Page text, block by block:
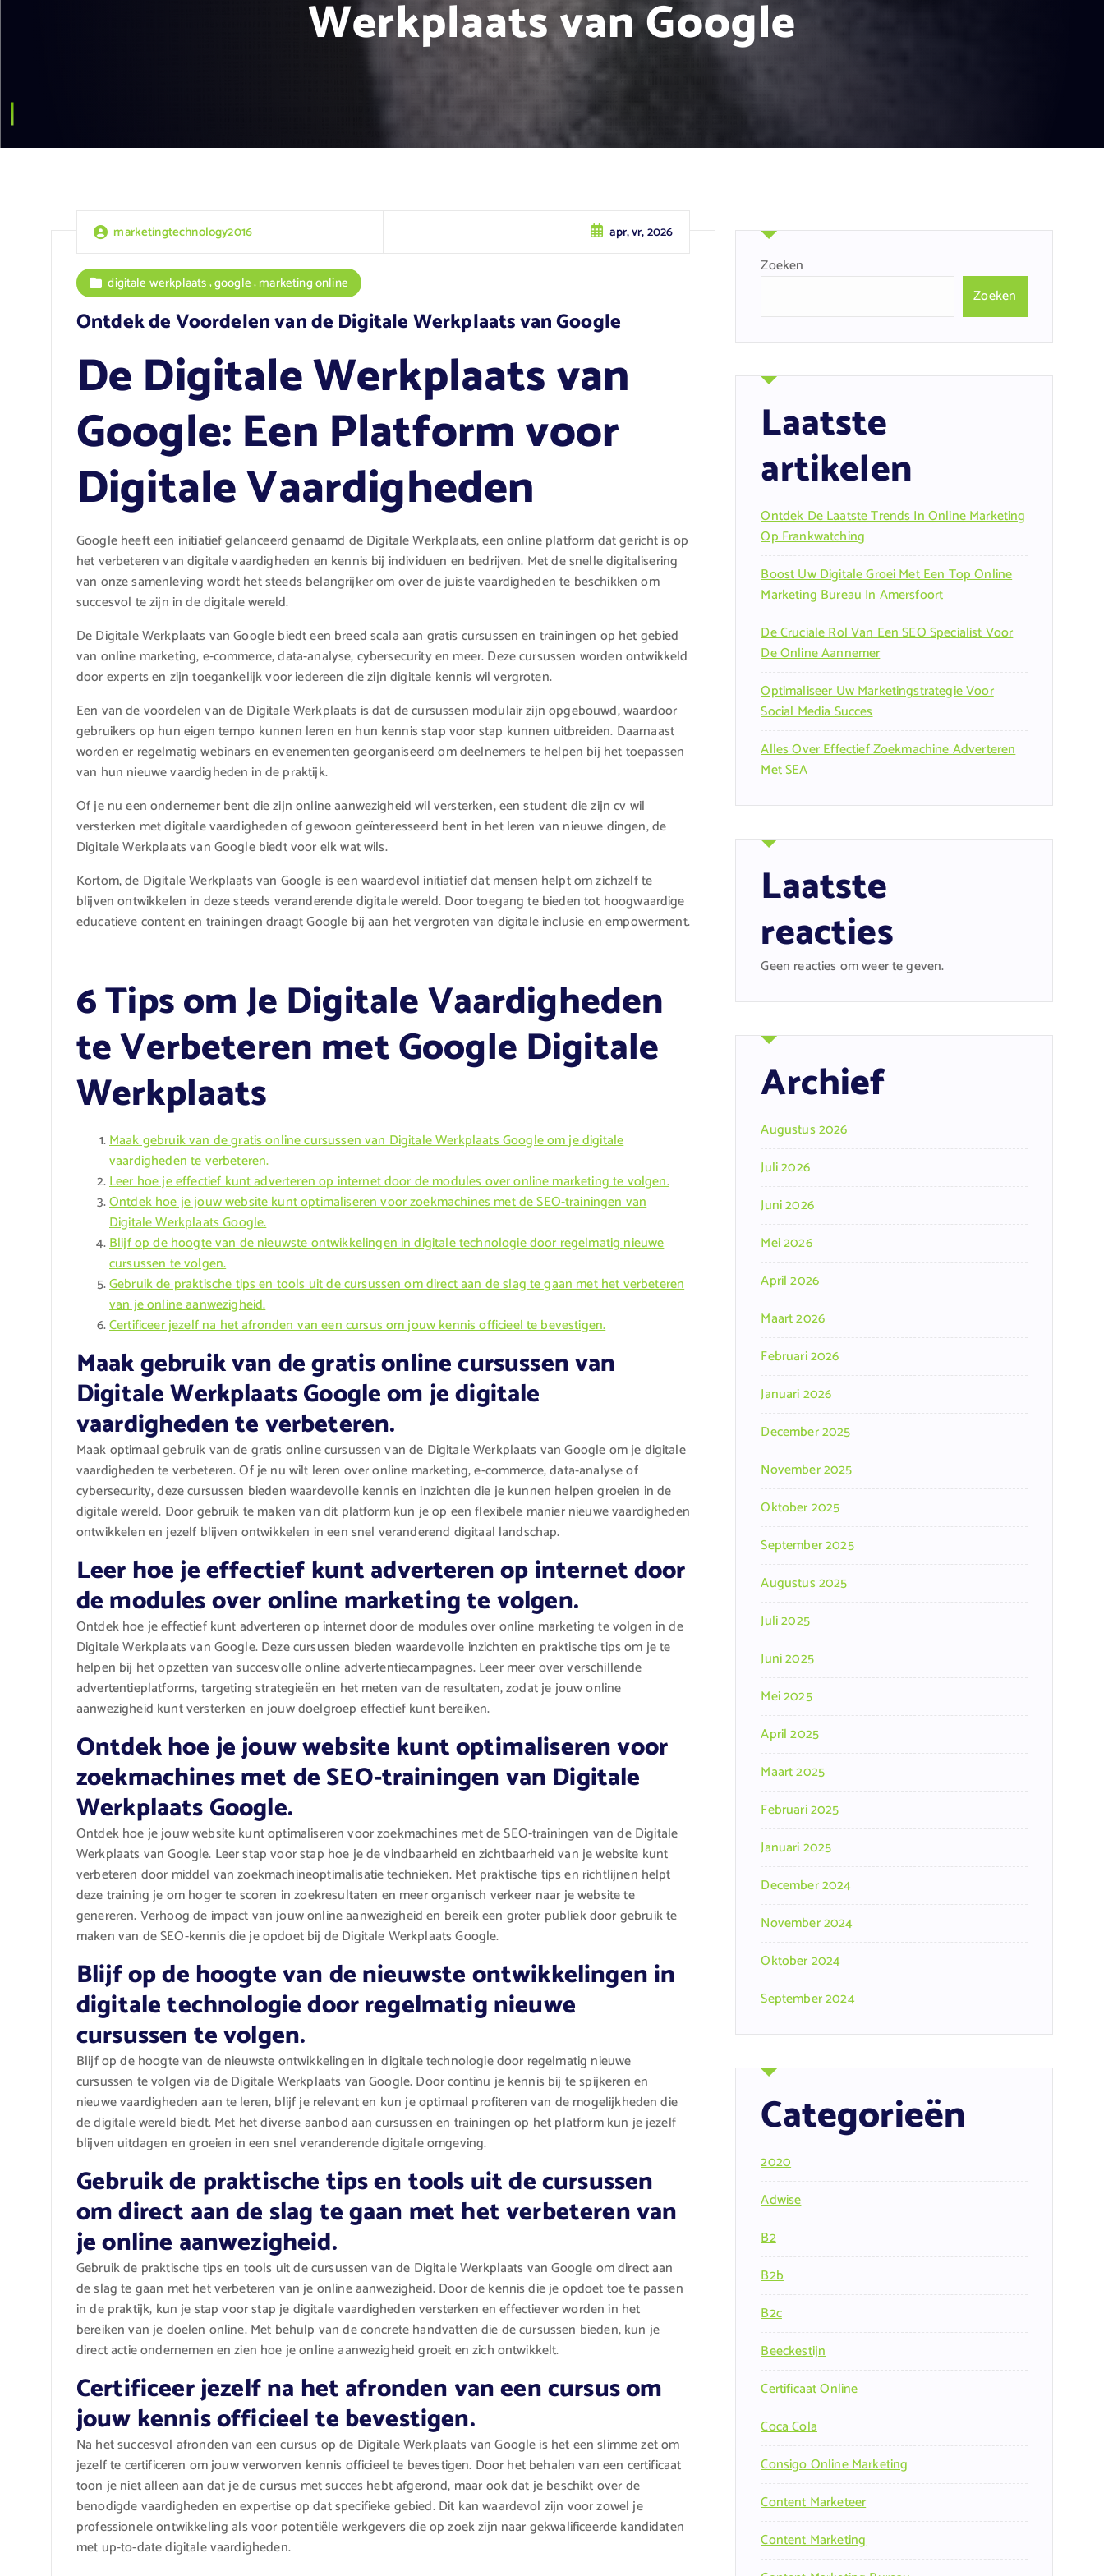
Werkplaats van Google
marketingtechnology2016 apr, vr, 2026
digitale werkplaats,google,marketing online
Ontdek de Voordelen van de Digitale Werkplaats van Google
De Digitale Werkplaats van
Google: Een Platform voor
Digitale Vaardigheden
Google heeft een initiatief gelanceerd genaamd de Digitale Werkplaats, een online platform dat gericht is op
het verbeteren van digitale vaardigheden en kennis bij individuen en bedrijven. Met de snelle digitalisering
van onze samenleving wordt het steeds belangrijker om over de juiste vaardigheden te beschikken om
succesvol te zijn in de digitale wereld.
De Digitale Werkplaats van Google biedt een breed scala aan gratis cursussen en trainingen op het gebied
van online marketing, e-commerce, data-analyse, cybersecurity en meer. Deze cursussen worden ontwikkeld
door experts en zijn toegankelijk voor iedereen die zijn digitale kennis wil vergroten.
Een van de voordelen van de Digitale Werkplaats is dat de cursussen modulair zijn opgebouwd, waardoor
gebruikers op hun eigen tempo kunnen leren en hun kennis stap voor stap kunnen uitbreiden. Daarnaast
worden er regelmatig webinars en evenementen georganiseerd om deelnemers te helpen bij het toepassen
van hun nieuwe vaardigheden in de praktijk.
Of je nu een ondernemer bent die zijn online aanwezigheid wil versterken, een student die zijn cv wil
versterken met digitale vaardigheden of gewoon geïnteresseerd bent in het leren van nieuwe dingen, de
Digitale Werkplaats van Google biedt voor elk wat wils.
Kortom, de Digitale Werkplaats van Google is een waardevol initiatief dat mensen helpt om zichzelf te
blijven ontwikkelen in deze steeds veranderende digitale wereld. Door toegang te bieden tot hoogwaardige
educatieve content en trainingen draagt Google bij aan het vergroten van digitale inclusie en empowerment.
6 Tips om Je Digitale Vaardigheden
te Verbeteren met Google Digitale
Werkplaats
Maak gebruik van de gratis online cursussen van Digitale Werkplaats Google om je digitale
vaardigheden te verbeteren.
Leer hoe je effectief kunt adverteren op internet door de modules over online marketing te volgen.
Ontdek hoe je jouw website kunt optimaliseren voor zoekmachines met de SEO-trainingen van
Digitale Werkplaats Google.
Blijf op de hoogte van de nieuwste ontwikkelingen in digitale technologie door regelmatig nieuwe
cursussen te volgen.
Gebruik de praktische tips en tools uit de cursussen om direct aan de slag te gaan met het verbeteren
van je online aanwezigheid.
Certificeer jezelf na het afronden van een cursus om jouw kennis officieel te bevestigen.
Maak gebruik van de gratis online cursussen van
Digitale Werkplaats Google om je digitale
vaardigheden te verbeteren.
Maak optimaal gebruik van de gratis online cursussen van de Digitale Werkplaats van Google om je digitale
vaardigheden te verbeteren. Of je nu wilt leren over online marketing, e-commerce, data-analyse of
cybersecurity, deze cursussen bieden waardevolle kennis en inzichten die je kunnen helpen groeien in de
digitale wereld. Door gebruik te maken van dit platform kun je op een flexibele manier nieuwe vaardigheden
ontwikkelen en jezelf blijven ontwikkelen in een snel veranderend digitaal landschap.
Leer hoe je effectief kunt adverteren op internet door
de modules over online marketing te volgen.
Ontdek hoe je effectief kunt adverteren op internet door de modules over online marketing te volgen in de
Digitale Werkplaats van Google. Deze cursussen bieden waardevolle inzichten en praktische tips om je te
helpen bij het opzetten van succesvolle online advertentiecampagnes. Leer meer over verschillende
advertentieplatforms, targeting strategieën en het meten van de resultaten, zodat je jouw online
aanwezigheid kunt versterken en jouw doelgroep effectief kunt bereiken.
Ontdek hoe je jouw website kunt optimaliseren voor
zoekmachines met de SEO-trainingen van Digitale
Werkplaats Google.
Ontdek hoe je jouw website kunt optimaliseren voor zoekmachines met de SEO-trainingen van de Digitale
Werkplaats van Google. Leer stap voor stap hoe je de vindbaarheid en zichtbaarheid van je website kunt
verbeteren door middel van zoekmachineoptimalisatie technieken. Met praktische tips en richtlijnen helpt
deze training je om hoger te scoren in zoekresultaten en meer organisch verkeer naar je website te
genereren. Verhoog de impact van jouw online aanwezigheid en bereik een groter publiek door gebruik te
maken van de SEO-kennis die je opdoet bij de Digitale Werkplaats Google.
Blijf op de hoogte van de nieuwste ontwikkelingen in
digitale technologie door regelmatig nieuwe
cursussen te volgen.
Blijf op de hoogte van de nieuwste ontwikkelingen in digitale technologie door regelmatig nieuwe
cursussen te volgen via de Digitale Werkplaats van Google. Door continu je kennis bij te spijkeren en
nieuwe vaardigheden aan te leren, blijf je relevant en kun je optimaal profiteren van de mogelijkheden die
de digitale wereld biedt. Met het diverse aanbod aan cursussen en trainingen op het platform kun je jezelf
blijven uitdagen en groeien in een snel veranderende digitale omgeving.
Gebruik de praktische tips en tools uit de cursussen
om direct aan de slag te gaan met het verbeteren van
je online aanwezigheid.
Gebruik de praktische tips en tools uit de cursussen van de Digitale Werkplaats van Google om direct aan
de slag te gaan met het verbeteren van je online aanwezigheid. Door de kennis die je opdoet toe te passen
in de praktijk, kun je stap voor stap je digitale vaardigheden versterken en effectiever worden in het
bereiken van je doelen online. Met behulp van de concrete handvatten die de cursussen bieden, kun je
direct actie ondernemen en zien hoe je online aanwezigheid groeit en zich ontwikkelt.
Certificeer jezelf na het afronden van een cursus om
jouw kennis officieel te bevestigen.
Na het succesvol afronden van een cursus op de Digitale Werkplaats van Google is het een slimme zet om
jezelf te certificeren om jouw verworven kennis officieel te bevestigen. Door het behalen van een certificaat
toon je niet alleen aan dat je de cursus met succes hebt afgerond, maar ook dat je beschikt over de
benodigde vaardigheden en expertise op dat specifieke gebied. Dit kan waardevol zijn voor zowel je
professionele ontwikkeling als voor potentiële werkgevers die op zoek zijn naar gekwalificeerde kandidaten
met up-to-date digitale vaardigheden.
Zoeken
Zoeken
Laatste
artikelen
Ontdek De Laatste Trends In Online Marketing
Op Frankwatching
Boost Uw Digitale Groei Met Een Top Online
Marketing Bureau In Amersfoort
De Cruciale Rol Van Een SEO Specialist Voor
De Online Aannemer
Optimaliseer Uw Marketingstrategie Voor
Social Media Succes
Alles Over Effectief Zoekmachine Adverteren
Met SEA
Laatste
reacties
Geen reacties om weer te geven.
Archief
Augustus 2026
Juli 2026
Juni 2026
Mei 2026
April 2026
Maart 2026
Februari 2026
Januari 2026
December 2025
November 2025
Oktober 2025
September 2025
Augustus 2025
Juli 2025
Juni 2025
Mei 2025
April 2025
Maart 2025
Februari 2025
Januari 2025
December 2024
November 2024
Oktober 2024
September 2024
Categorieën
2020
Adwise
B2
B2b
B2c
Beeckestijn
Certificaat Online
Coca Cola
Consigo Online Marketing
Content Marketeer
Content Marketing